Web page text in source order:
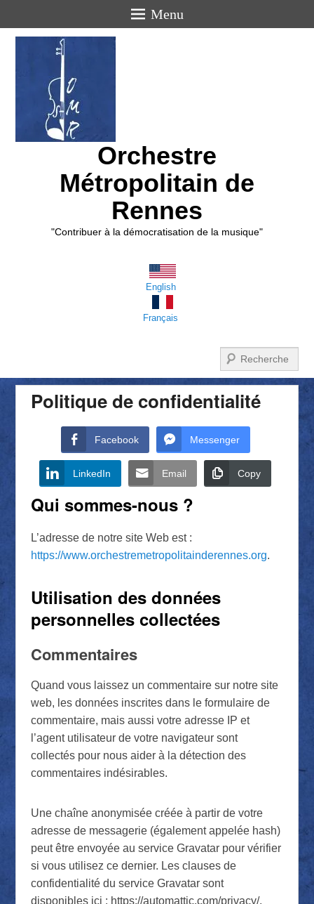
Menu
Orchestre
Métropolitain de
Rennes
"Contribuer à la démocratisation de la musique"
English
Français
Politique de confidentialité
Facebook Messenger
LinkedIn Email Copy
Qui sommes-nous ?
L’adresse de notre site Web est :
https://www.orchestremetropolitainderennes.org.
Utilisation des données
personnelles collectées
Commentaires
Quand vous laissez un commentaire sur notre site
web, les données inscrites dans le formulaire de
commentaire, mais aussi votre adresse IP et
l’agent utilisateur de votre navigateur sont
collectés pour nous aider à la détection des
commentaires indésirables.
Une chaîne anonymisée créée à partir de votre
adresse de messagerie (également appelée hash)
peut être envoyée au service Gravatar pour vérifier
si vous utilisez ce dernier. Les clauses de
confidentialité du service Gravatar sont
disponibles ici : https://automattic.com/privacy/.